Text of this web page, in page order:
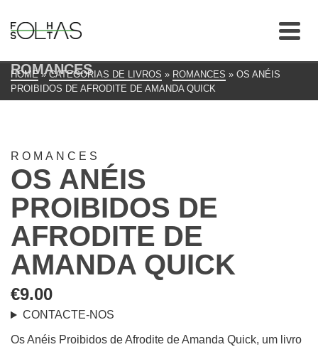
ROMANCES
HOME » CATEGORIAS DE LIVROS » ROMANCES » OS ANÉIS
PROIBIDOS DE AFRODITE DE AMANDA QUICK
ROMANCES
OS ANÉIS
PROIBIDOS DE
AFRODITE DE
AMANDA QUICK
€9.00
CONTACTE-NOS
Os Anéis Proibidos de Afrodite de Amanda Quick, um livro